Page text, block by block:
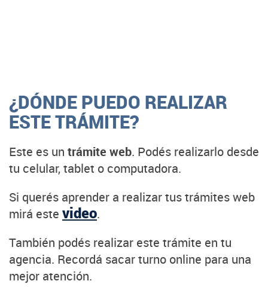
¿DÓNDE PUEDO REALIZAR
ESTE TRÁMITE?
Este es un trámite web. Podés realizarlo desde
tu celular, tablet o computadora.
Si querés aprender a realizar tus trámites web
mirá este video.
También podés realizar este trámite en tu
agencia. Recordá sacar turno online para una
mejor atención.